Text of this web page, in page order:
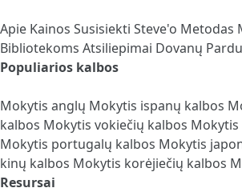
Apie Kainos Susisiekti Steve'o Metodas
Bibliotekoms Atsiliepimai Dovanų
Populiarios kalbos
Mokytis anglų Mokytis ispanų kalbos
kalbos Mokytis vokiečių kalbos
Mokytis portugalų kalbos Mokytis
kinų kalbos Mokytis korėjiečių kalbos
Resursai